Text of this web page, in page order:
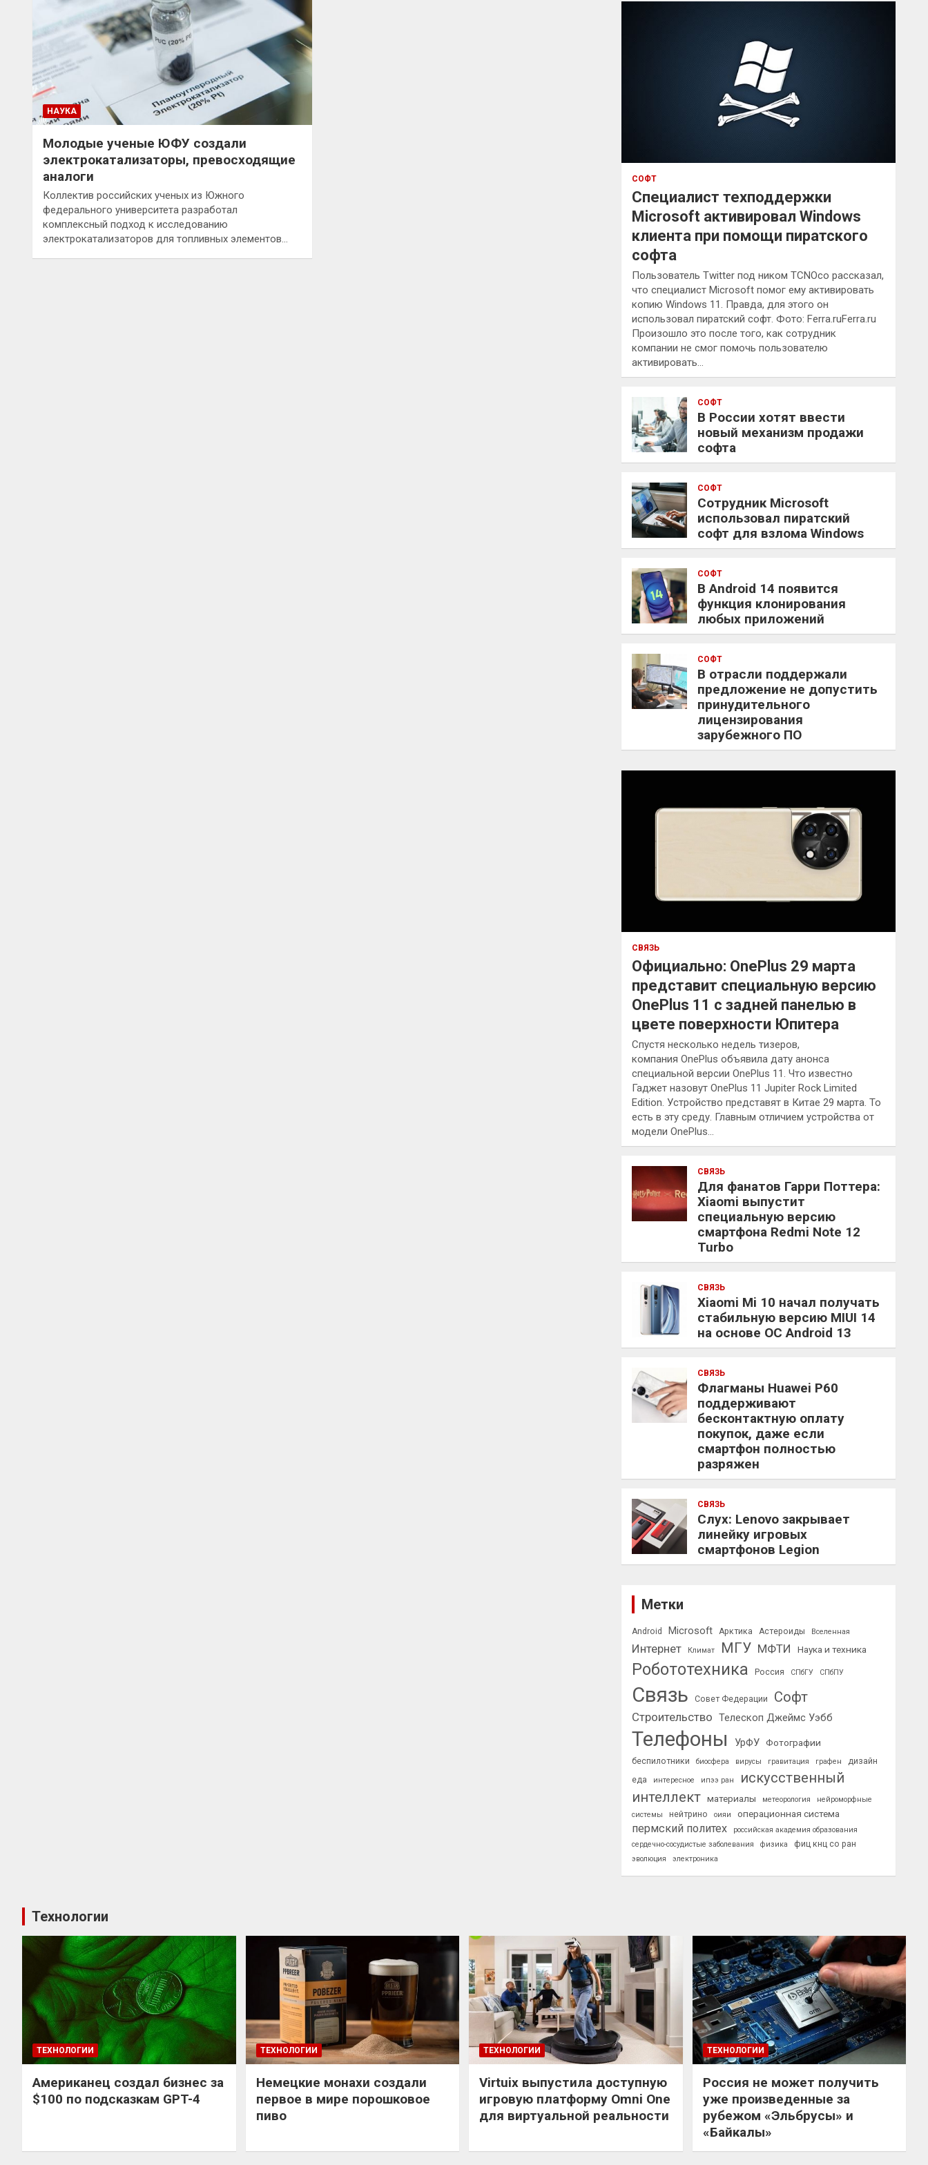
НАУКА
Молодые ученые ЮФУ создали
электрокатализаторы, превосходящие
аналоги
Коллектив российских ученых из Южного
федерального университета разработал
комплексный подход к исследованию
электрокатализаторов для топливных элементов…
к
СОФТ
Специалист техподдержки
Microsoft активировал Windows
клиента при помощи пиратского
софта
Пользователь Twitter под ником TCNOco рассказал,
что специалист Microsoft помог ему активировать
копию Windows 11. Правда, для этого он
использовал пиратский софт. Фото: Ferra.ruFerra.ru
Произошло это после того, как сотрудник
компании не смог помочь пользователю
активировать…
СОФТ
В России хотят ввести
новый механизм продажи
софта
СОФТ
Сотрудник Microsoft
использовал пиратский
софт для взлома Windows
СОФТ
В Android 14 появится
функция клонирования
любых приложений
СОФТ
В отрасли поддержали
предложение не допустить
принудительного
лицензирования
зарубежного ПО
СВЯЗЬ
Официально: OnePlus 29 марта
представит специальную версию
OnePlus 11 с задней панелью в
цвете поверхности Юпитера
Спустя несколько недель тизеров,
компания OnePlus объявила дату анонса
специальной версии OnePlus 11. Что известно
Гаджет назовут OnePlus 11 Jupiter Rock Limited
Edition. Устройство представят в Китае 29 марта. То
есть в эту среду. Главным отличием устройства от
модели OnePlus…
СВЯЗЬ
Для фанатов Гарри Поттера:
Xiaomi выпустит
специальную версию
смартфона Redmi Note 12
Turbo
СВЯЗЬ
Xiaomi Mi 10 начал получать
стабильную версию MIUI 14
на основе ОС Android 13
СВЯЗЬ
Флагманы Huawei P60
поддерживают
бесконтактную оплату
покупок, даже если
смартфон полностью
разряжен
СВЯЗЬ
Слух: Lenovo закрывает
линейку игровых
смартфонов Legion
Метки
Android Microsoft Арктика Астероиды Вселенная
Интернет Климат МГУ МФТИ Наука и техника
Робототехника Россия СПбГУ СПбПУ
Связь Совет Федерации Софт
Строительство Телескоп Джеймс Уэбб
Телефоны УрФУ Фотографии
беспилотники биосфера вирусы гравитация графен
дизайн
еда
интересное ипээ ран
искусственный
интеллект материалы метеорология
нейроморфные
системы
нейтрино оияи операционная система
пермский политех
российская академия образования
сердечно-сосудистые заболевания
физика фиц кнц со ран
эволюция электроника
Технологии
ТЕХНОЛОГИИ
Американец создал бизнес за
$100 по подсказкам GPT-4
ТЕХНОЛОГИИ
Немецкие монахи создали
первое в мире порошковое
пиво
ТЕХНОЛОГИИ
Virtuix выпустила доступную
игровую платформу Omni One
для виртуальной реальности
ТЕХНОЛОГИИ
Россия не может получить
уже произведенные за
рубежом «Эльбрусы» и
«Байкалы»